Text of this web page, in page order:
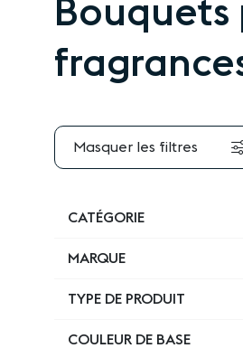
Masquer les filtres
CATÉGORIE
MARQUE
TYPE DE PRODUIT
COULEUR DE BASE